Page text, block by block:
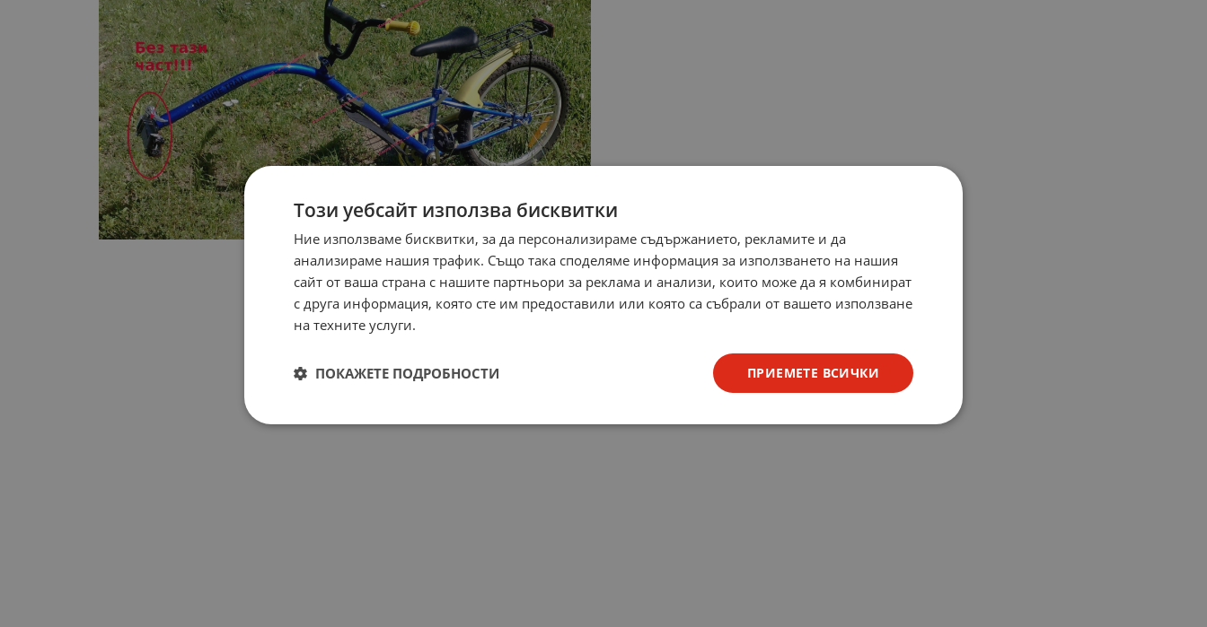
Този уебсайт използва бисквитки
Ние използваме бисквитки, за да персонализираме съдържанието, рекламите и да
анализираме нашия трафик. Също така споделяме информация за използването на нашия
сайт от ваша страна с нашите партньори за реклама и анализи, които може да я комбинират
с друга информация, която сте им предоставили или която са събрали от вашето използване
на техните услуги.
ПРИЕМЕТЕ ВСИЧКИ
ПОКАЖЕТЕ ПОДРОБНОСТИ